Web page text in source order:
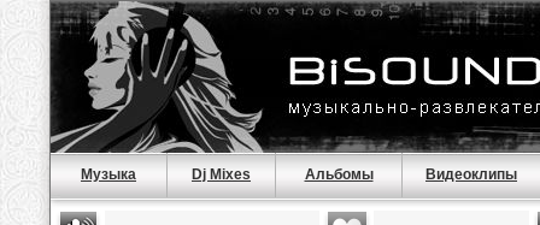
Музыка Dj Mixes Альбомы Видеоклипы